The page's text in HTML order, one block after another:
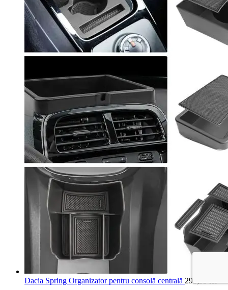
Dacia Spring Organizator pentru consolă centrală 293,99